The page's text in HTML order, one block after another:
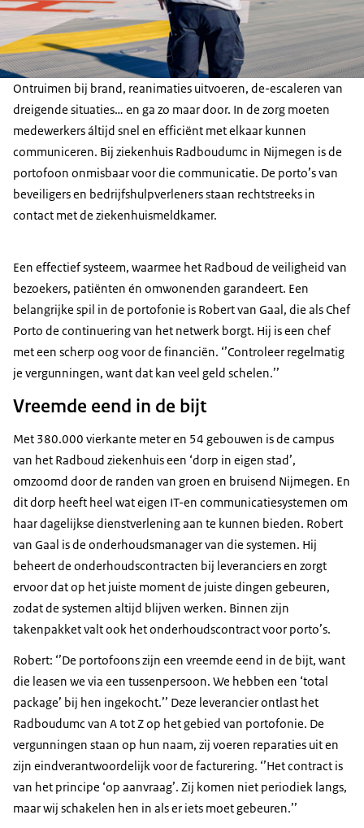
Ontruimen bij brand, reanimaties uitvoeren, de-escaleren van
dreigende situaties… en ga zo maar door. In de zorg moeten
medewerkers áltijd snel en efficiënt met elkaar kunnen
communiceren. Bij ziekenhuis Radboudumc in Nijmegen is de
portofoon onmisbaar voor die communicatie. De porto’s van
beveiligers en bedrijfshulpverleners staan rechtstreeks in
contact met de ziekenhuismeldkamer.
Een effectief systeem, waarmee het Radboud de veiligheid van
bezoekers, patiënten én omwonenden garandeert. Een
belangrijke spil in de portofonie is Robert van Gaal, die als Chef
Porto de continuering van het netwerk borgt. Hij is een chef
met een scherp oog voor de financiën. ‘’Controleer regelmatig
je vergunningen, want dat kan veel geld schelen.’’
Vreemde eend in de bijt
Met 380.000 vierkante meter en 54 gebouwen is de campus
van het Radboud ziekenhuis een ‘dorp in eigen stad’,
omzoomd door de randen van groen en bruisend Nijmegen. En
dit dorp heeft heel wat eigen IT-en communicatiesystemen om
haar dagelijkse dienstverlening aan te kunnen bieden. Robert
van Gaal is de onderhoudsmanager van die systemen. Hij
beheert de onderhoudscontracten bij leveranciers en zorgt
ervoor dat op het juiste moment de juiste dingen gebeuren,
zodat de systemen altijd blijven werken. Binnen zijn
takenpakket valt ook het onderhoudscontract voor porto’s.
Robert: ‘’De portofoons zijn een vreemde eend in de bijt, want
die leasen we via een tussenpersoon. We hebben een ‘total
package’ bij hen ingekocht.’’ Deze leverancier ontlast het
Radboudumc van A tot Z op het gebied van portofonie. De
vergunningen staan op hun naam, zij voeren reparaties uit en
zijn eindverantwoordelijk voor de facturering. ‘’Het contract is
van het principe ‘op aanvraag’. Zij komen niet periodiek langs,
maar wij schakelen hen in als er iets moet gebeuren.’’